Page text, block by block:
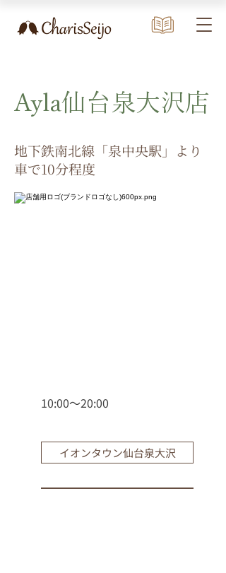
Ayla仙台泉大沢店
地下鉄南北線「泉中央駅」より
車で10分程度
10:00〜20:00
イオンタウン仙台泉大沢